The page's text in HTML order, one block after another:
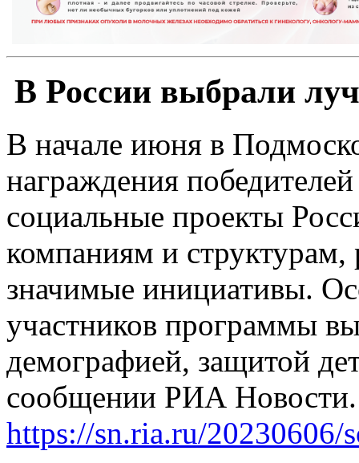
В России выбрали
В начале июня в
награждения
социальные проекты
компаниям и
значимые инициативы.
участников программы
демографией, защитой
сообщении РИА Новости.
https://sn.ria.ru/